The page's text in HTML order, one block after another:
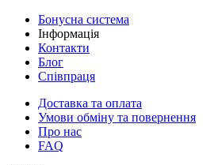
Бонусна система
Інформація
Контакти
Блог
Співпраця
Доставка та оплата
Умови обміну та повернення
Про нас
FAQ